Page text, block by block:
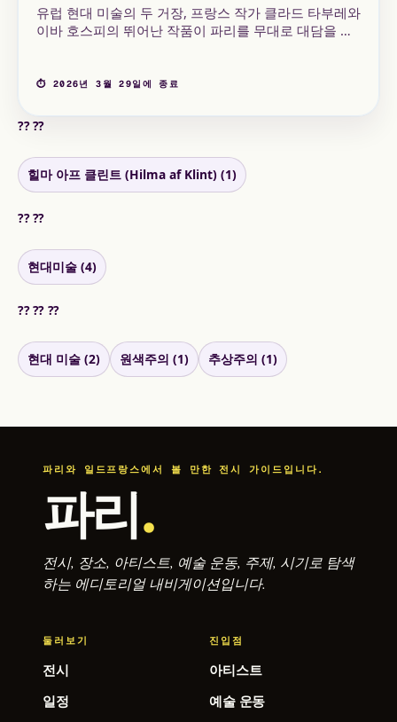
유럽 현대 미술의 두 거장, 프랑스 작가 클라드 타부레와
이바 호스피의 뛰어난 작품이 파리를 무대로 대담을 이
계를 만나볼 수 있습니다.
⏱ 2026년 3월 29일에 종료
?? ??
힐마 아프 클린트 (Hilma af Klint) (1)
?? ??
현대미술 (4)
?? ?? ??
현대 미술 (2) 원색주의 (1) 추상주의 (1)
파리와 일드프랑스에서 볼 만한 전시 가이드입니다.
파리.
전시, 장소, 아티스트, 예술 운동, 주제, 시기로 탐색
하는 에디토리얼 내비게이션입니다.
둘러보기
전시
일정
진입점
아티스트
예술 운동